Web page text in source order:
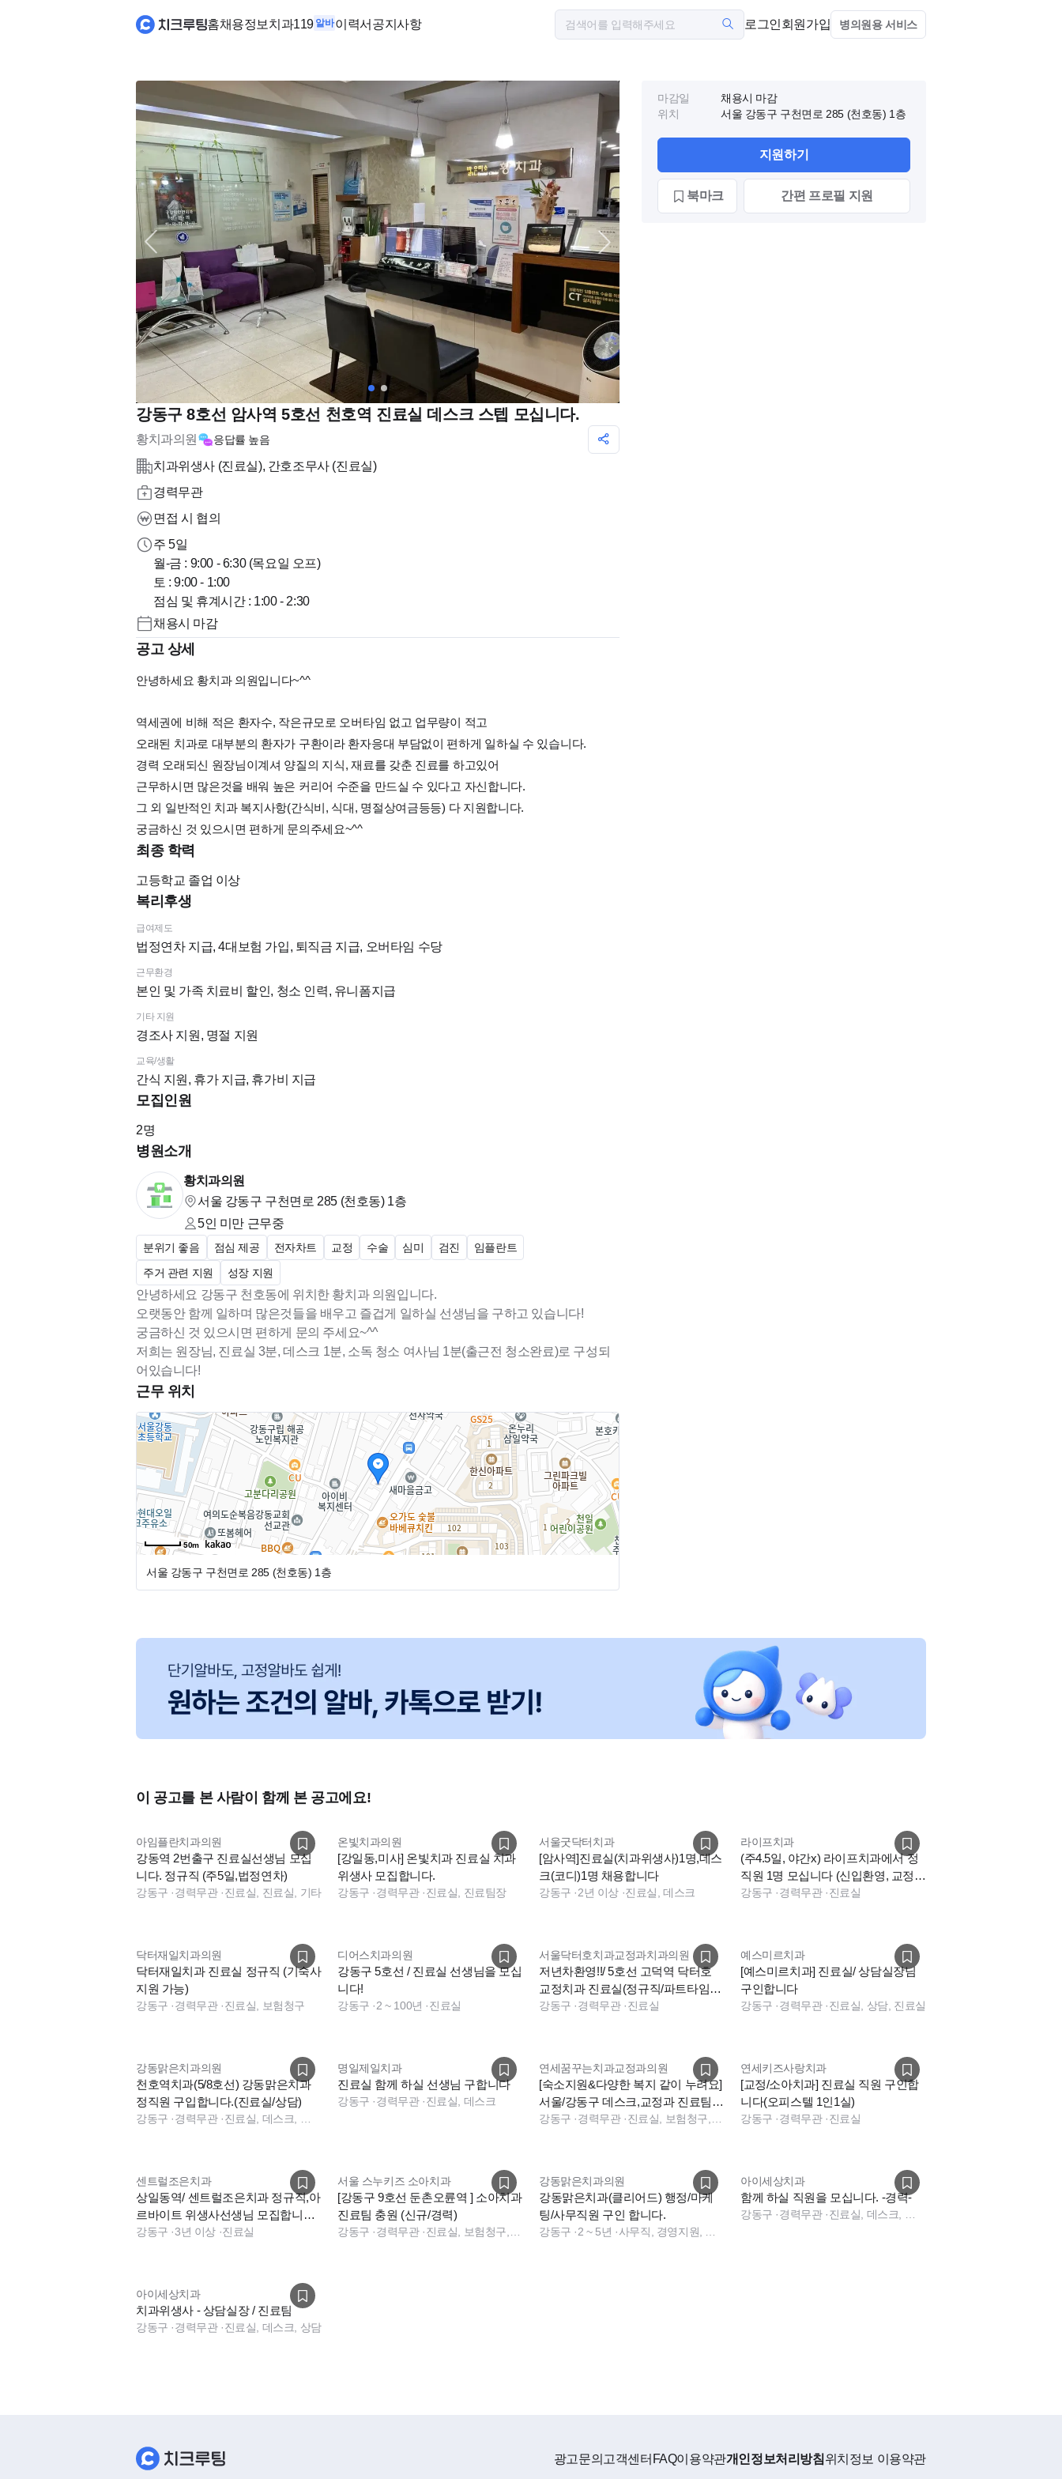
홈채용정보 치과119 알바이력서 공지사항 로그인회원가입 병의원용 서비스
강동구 8호선 암사역 5호선 천호역 진료실 데스크 스텝 모십니다.
황치과의원 응답률 높음
치과위생사 (진료실), 간호조무사 (진료실)
경력무관
면접 시 협의
주 5일
월-금 : 9:00 - 6:30 (목요일 오프)
토 : 9:00 - 1:00
점심 및 휴계시간 : 1:00 - 2:30
채용시 마감
공고 상세
안녕하세요 황치과 의원입니다~^^
역세권에 비해 적은 환자수, 작은규모로 오버타임 없고 업무량이 적고
오래된 치과로 대부분의 환자가 구환이라 환자응대 부담없이 편하게 일하실 수 있습니다.
경력 오래되신 원장님이계셔 양질의 지식, 재료를 갖춘 진료를 하고있어
근무하시면 많은것을 배워 높은 커리어 수준을 만드실 수 있다고 자신합니다.
그 외 일반적인 치과 복지사항(간식비, 식대, 명절상여금등등) 다 지원합니다.
궁금하신 것 있으시면 편하게 문의주세요~^^
최종 학력
고등학교 졸업 이상
복리후생
급여제도
법정연차 지급, 4대보험 가입, 퇴직금 지급, 오버타임 수당
근무환경
본인 및 가족 치료비 할인, 청소 인력, 유니폼지급
기타 지원
경조사 지원, 명절 지원
교육/생활
간식 지원, 휴가 지급, 휴가비 지급
모집인원
2명
병원소개
황치과의원
서울 강동구 구천면로 285 (천호동) 1층
5인 미만 근무중
분위기 좋음 점심 제공 전자차트 교정 수술 심미 검진
임플란트
주거 관련 지원
성장 지원
안녕하세요 강동구 천호동에 위치한 황치과 의원입니다.
오랫동안 함께 일하며 많은것들을 배우고 즐겁게 일하실 선생님을 구하고 있습니다!
궁금하신 것 있으시면 편하게 문의 주세요~^^
저희는 원장님, 진료실 3분, 데스크 1분, 소독 청소 여사님 1분(출근전 청소완료)로 구성되
어있습니다!
근무 위치
50m
서울 강동구 구천면로 285 (천호동) 1층
마감일
채용시 마감
위치
서울 강동구 구천면로 285 (천호동) 1층
지원하기
북마크 간편 프로필 지원
이 공고를 본 사람이 함께 본 공고에요!
아임플란치과의원
강동역 2번출구 진료실선생님 모십
니다. 정규직 (주5일,법정연차)
강동구 ·경력무관·진료실, 진료실, 기타
온빛치과의원
[강일동,미사] 온빛치과 진료실 치과
위생사 모집합니다.
강동구 ·경력무관·진료실, 진료팀장
서울굿닥터치과
[암사역]진료실(치과위생사)1명,데스
크(코디)1명 채용합니다
강동구 ·2년 이상 ·진료실, 데스크
라이프치과
(주4.5일, 야간x) 라이프치과에서 정
직원 1명 모십니다 (신입환영, 교정어
시경력우대)
강동구 ·경력무관·진료실
닥터재일치과의원
닥터재일치과 진료실 정규직 (기숙사
지원 가능)
강동구 ·경력무관·진료실, 보험청구
디어스치과의원
강동구 5호선 / 진료실 선생님을 모십
니다!
강동구 ·2 ~ 100년 ·진료실
서울닥터호치과교정과치과의원
저년차환영!!/ 5호선 고덕역 닥터호
교정치과 진료실(정규직/파트타임)
모십니다
강동구 ·경력무관·진료실
예스미르치과
[예스미르치과] 진료실/ 상담실장님
구인합니다
강동구 ·경력무관·진료실, 상담, 진료실
강동맑은치과의원
천호역치과(5/8호선) 강동맑은치과
정직원 구입합니다.(진료실/상담)
강동구 ·경력무관·
명일제일치과
진료실 함께 하실 선생님 구합니다
강동구 ·경력무관·진료실, 데스크
연세꿈꾸는치과교정과의원
[숙소지원&다양한 복지 같이 누려요]
서울/강동구 데스크,교정과 진료팀원
환영합니다.
강동구 ·경력무관·
연세키즈사랑치과
[교정/소아치과] 진료실 직원 구인합
니다(오피스텔 1인1실)
강동구 ·경력무관·진료실
센트럴조은치과
상일동역/ 센트럴조은치과 정규직,아
르바이트 위생사선생님 모집합니다.
(시급 24,000원)
강동구 ·3년 이상 ·진료실
서울 스누키즈 소아치과
[강동구 9호선 둔촌오륜역 ] 소아치과
진료팀 충원 (신규/경력)
강동구 ·경력무관·
강동맑은치과의원
강동맑은치과(클리어드) 행정/마케
팅/사무직원 구인 합니다.
강동구 ·2 ~ 5년 ·
아이세상치과
함께 하실 직원을 모십니다. -경력-
강동구 ·경력무관·
아이세상치과
치과위생사 - 상담실장 / 진료팀
강동구 ·경력무관·진료실, 데스크, 상담
광고문의 고객센터 FAQ이용약관개인정보처리방침위치정보 이용약관